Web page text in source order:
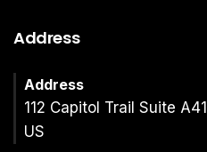
Address
Address
112 Capitol Trail Suite
US